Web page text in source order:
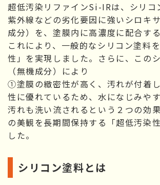
超低汚染リファインSi-IRは、シリコ
紫外線などの劣化要因に強いシロキ
成分）を、塗膜内に高濃度に配合す
これにより、一般的なシリコン塗料
性」を実現しました。さらに、この
（無機成分）により
①塗膜の緻密性が高く、汚れが付着
性に優れているため、水になじみや
汚れも洗い流されるという２つの効
の美観を長期間保持する「超低汚染
した。
シリコン塗料とは